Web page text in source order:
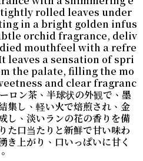
rolled leaves under
in a bright golden infus
orchid fragrance, deliv
mouthfeel with a refre
leaves a sensation of spri
the palate, filling the mo
and clear fragranc
ロン茶、半球状の外観で、墨
集し、軽い火で焙煎され、金
し、淡いランの花の香りを備
た口当たりと新鮮で甘い味わ
き上がり、口いっぱいに甘く